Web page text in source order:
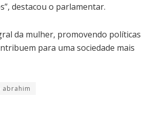
destacou o parlamentar.
da mulher, promovendo políticas
para uma sociedade mais
abrahim